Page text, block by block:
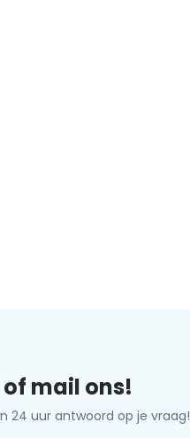
of mail ons!
24 uur antwoord op je vraag!